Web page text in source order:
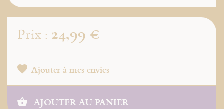
Prix : 24,99 €
Ajouter à mes envies
AJOUTER AU PANIER